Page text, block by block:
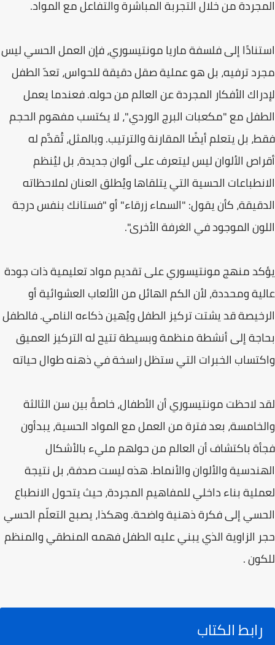
المجردة من خلال التجربة المباشرة والتفاعل مع المواد.
استنادًا إلى فلسفة ماريا مونتيسوري، فإن العمل الحسي ليس
مجرد ترفيه، بل هو عملية صقل دقيقة للحواس، تعدّ الطفل
لإدراك الأفكار المجردة عن العالم من حوله. فعندما يعمل
الطفل مع "مكعبات البرج الوردي"، لا يكتسب مفهوم الحجم
فقط، بل يتعلم أيضًا المقارنة والترتيب. وبالمثل، تُقدَّم له
أقراص الألوان ليس ليتعرف على ألوان جديدة، بل ليُنظم
الانطباعات الحسية التي يتلقاها ويُطلق العنان لملاحظاته
الدقيقة، كأن يقول: "السماء زرقاء" أو "فستانك بنفس درجة
اللون الموجود في الغرفة الأخرى".
يؤكد منهج مونتيسوري على تقديم مواد تعليمية ذات جودة
عالية ومحددة، لأن الكم الهائل من الألعاب العشوائية أو
الرخيصة قد يشتت تركيز الطفل ويُهين ذكاءه النامي. فالطفل
بحاجة إلى أنشطة منظمة وبسيطة تتيح له التركيز العميق
واكتساب الخبرات التي ستظل راسخة في ذهنه طوال حياته
لقد لاحظت مونتيسوري أن الأطفال، خاصةً بين سن الثالثة
والخامسة، بعد فترة من العمل مع المواد الحسية، يبدأون
فجأة باكتشاف أن العالم من حولهم مليء بالأشكال
الهندسية والألوان والأنماط. هذه ليست صدفة، بل نتيجة
لعملية بناء داخلي للمفاهيم المجردة، حيث يتحول الانطباع
الحسي إلى فكرة ذهنية واضحة. وهكذا، يصبح التعلّم الحسي
حجر الزاوية الذي يبني عليه الطفل فهمه المنطقي والمنظم
للكون .
رابط الكتاب